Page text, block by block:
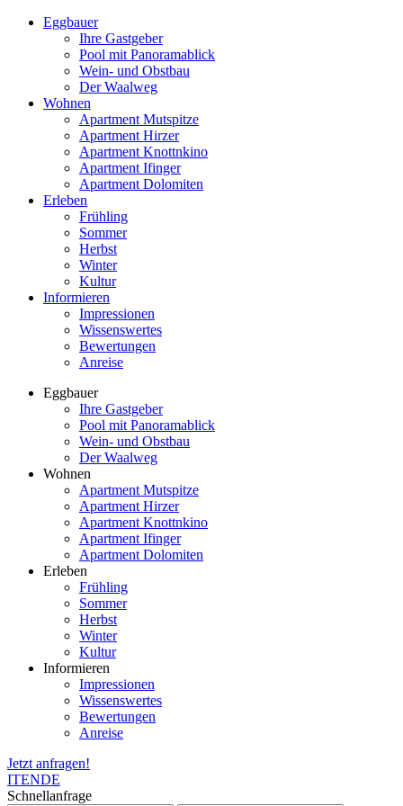
Eggbauer
Ihre Gastgeber
Pool mit Panoramablick
Wein- und Obstbau
Der Waalweg
Wohnen
Apartment Mutspitze
Apartment Hirzer
Apartment Knottnkino
Apartment Ifinger
Apartment Dolomiten
Erleben
Frühling
Sommer
Herbst
Winter
Kultur
Informieren
Impressionen
Wissenswertes
Bewertungen
Anreise
Eggbauer
Ihre Gastgeber
Pool mit Panoramablick
Wein- und Obstbau
Der Waalweg
Wohnen
Apartment Mutspitze
Apartment Hirzer
Apartment Knottnkino
Apartment Ifinger
Apartment Dolomiten
Erleben
Frühling
Sommer
Herbst
Winter
Kultur
Informieren
Impressionen
Wissenswertes
Bewertungen
Anreise
Jetzt anfragen!
ITENDE
Schnellanfrage